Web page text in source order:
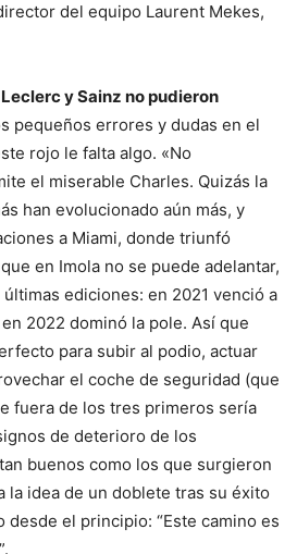
del equipo Laurent Mekes,
y Sainz no pudieron
pequeños errores y dudas en el
rojo le falta algo. «No
el miserable Charles. Quizás la
han evolucionado aún más, y
a Miami, donde triunfó
en Imola no se puede adelantar,
últimas ediciones: en 2021 venció a
2022 dominó la pole. Así que
para subir al podio, actuar
el coche de seguridad (que
fuera de los tres primeros sería
de deterioro de los
buenos como los que surgieron
la idea de un doblete tras su éxito
desde el principio: “Este camino es